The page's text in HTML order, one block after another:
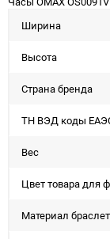
Ширина
Высота
Страна бренда
ТН ВЭД коды
Вес
Цвет товара для
Материал